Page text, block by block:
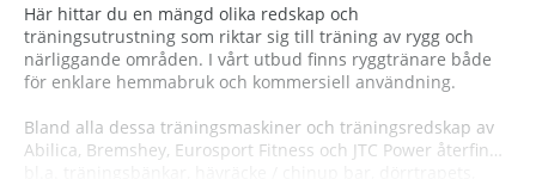
Här hittar du en mängd olika redskap och
träningsutrustning som riktar sig till träning av rygg och
närliggande områden. I vårt utbud finns ryggtränare både
för enklare hemmabruk och kommersiell användning.
Bland alla dessa träningsmaskiner och träningsredskap av
Abilica, Bremshey, Eurosport Fitness och JTC Power återfinns